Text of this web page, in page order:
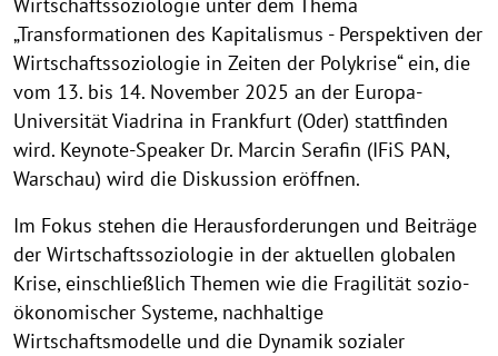
Wirtschaftssoziologie unter dem Thema
„Transformationen des Kapitalismus - Perspektiven der
Wirtschaftssoziologie in Zeiten der Polykrise“ ein, die
vom 13. bis 14. November 2025 an der Europa-
Universität Viadrina in Frankfurt (Oder) stattfinden
wird. Keynote-Speaker Dr. Marcin Serafin (IFiS PAN,
Warschau) wird die Diskussion eröffnen.
Im Fokus stehen die Herausforderungen und Beiträge
der Wirtschaftssoziologie in der aktuellen globalen
Krise, einschließlich Themen wie die Fragilität sozio-
ökonomischer Systeme, nachhaltige
Wirtschaftsmodelle und die Dynamik sozialer